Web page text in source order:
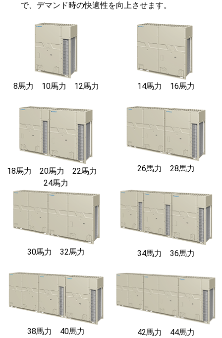
で、デマンド時の快適性を向上させます。
8馬力 10馬力 12馬力 14馬力 16馬力
18馬力 20馬力 22馬力
24馬力
26馬力 28馬力
30馬力 32馬力 34馬力 36馬力
38馬力 40馬力 42馬力 44馬力